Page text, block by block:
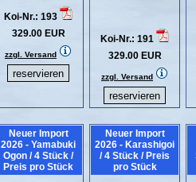
Koi-Nr.: 193
329.00 EUR
zzgl. Versand
Koi-Nr.: 191
329.00 EUR
zzgl. Versand
Neuer Import
2026 - Yamabuki
Ogon / 4 Stück /
Preis pro Stück
Neuer Import
2026 - Karashigoi
/ 4 Stück / Preis
pro Stück